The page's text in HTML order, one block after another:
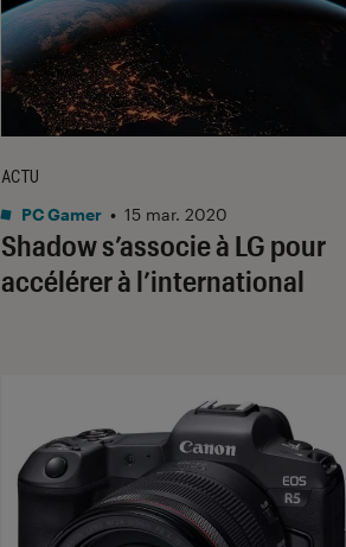
Shadow s’associe à LG pour
accélérer à l’international
ACTU
PC Gamer • 15 mar. 2020